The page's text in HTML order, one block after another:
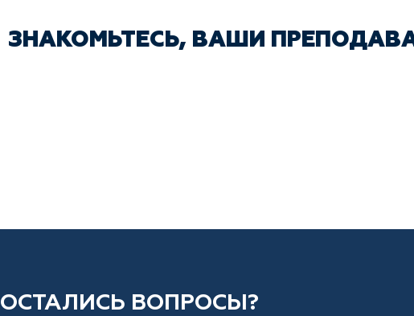
ЗНАКОМЬТЕСЬ, ВАШИ
ОСТАЛИСЬ ВОПРОСЫ?